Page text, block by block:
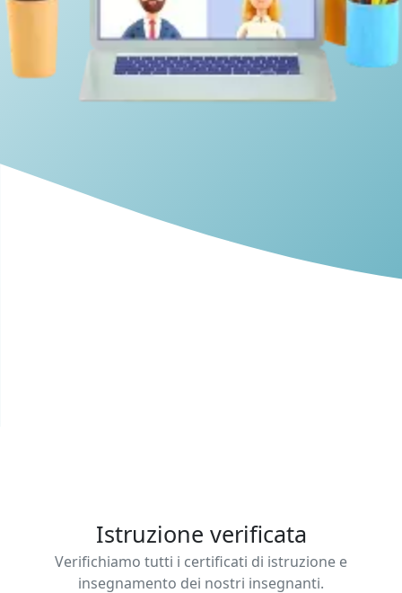
Istruzione verificata
Verifichiamo tutti i certificati di istruzione e
insegnamento dei nostri insegnanti.